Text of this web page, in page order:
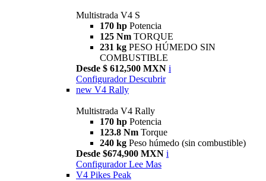
Multistrada V4 S
170 hp Potencia
125 Nm TORQUE
231 kg PESO HÚMEDO SIN
COMBUSTIBLE
Desde $ 612,500 MXN i
Configurador Descubrir
new V4 Rally
Multistrada V4 Rally
170 hp Potencia
123.8 Nm Torque
240 kg Peso húmedo (sin combustible)
Desde $674,900 MXN i
Configurador Lee Mas
V4 Pikes Peak